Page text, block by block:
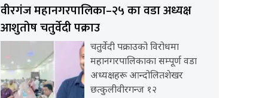
वीरगंज महानगरपालिका–२५ का वडा अध्यक्ष
आशुतोष चतुर्वेदी पक्राउ
चतुर्वेदी पक्राउको विरोधमा
महानगरपालिकाका सम्पूर्ण वडा
अध्यक्षहरू आन्दोलितशेखर
छत्कुलीवीरगन्ज १२